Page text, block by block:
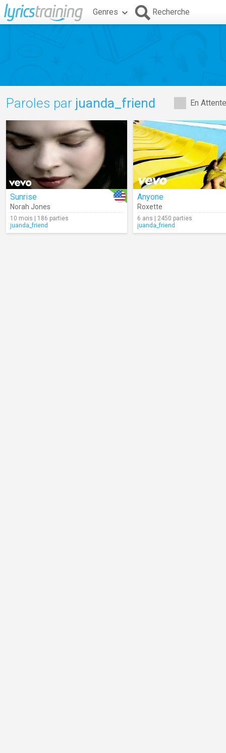
Genres Recherche
En
Paroles par juanda_friend
Sunrise
Norah Jones
10 mois | 186 parties
juanda_friend
Anyone
Roxette
6 ans | 2450 parties
juanda_friend